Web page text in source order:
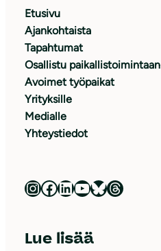
Etusivu
Ajankohtaista
Tapahtumat
Osallistu paikallistoimintaan
Avoimet työpaikat
Yrityksille
Medialle
Yhteystiedot
Luonnonsuojeluliitto Instagramissa Luonnonsuojeluliitto Facebookissa Luonnonsuojeluliitto LinkedInissä Luonnonsuojeluliiton YouTube-kanava Luonnonsuojeluliitto Blueskyssa Luonnonsuojeluliitto Threadsissa
Lue lisää